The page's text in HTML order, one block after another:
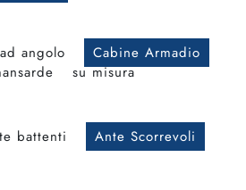
ad angolo
Cabine Armadio
su misura
battenti Ante Scorrevoli